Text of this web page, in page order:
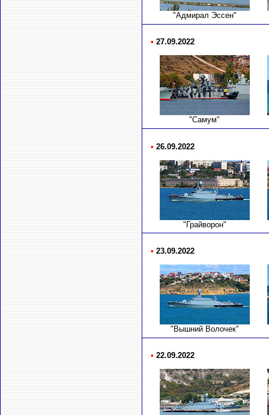
"Адмирал Эссен"
• 27.09.2022
"Самум"
• 26.09.2022
"Грайворон"
• 23.09.2022
"Вышний Волочек"
• 22.09.2022